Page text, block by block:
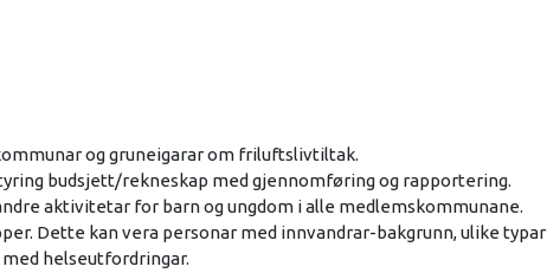
og gruneigarar om friluftslivtiltak.
budsjett/rekneskap med gjennomføring og rapportering.
aktivitetar for barn og ungdom i alle medlemskommunane.
Dette kan vera personar med innvandrar-bakgrunn, ulike typar
helseutfordringar.